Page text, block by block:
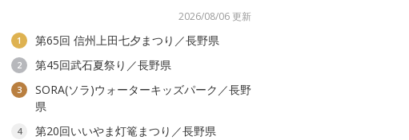
2026/08/06 更新
1 第65回 信州上田七夕まつり／長野県
2 第45回武石夏祭り／長野県
3
SORA(ソラ)ウォーターキッズパーク／長野
県
4 第20回いいやま灯篭まつり／長野県